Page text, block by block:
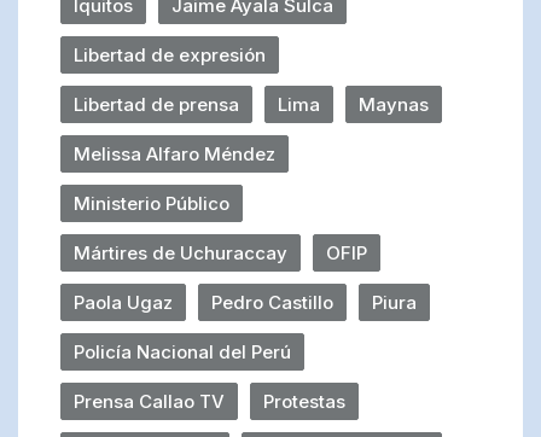
Iquitos Jaime Ayala Sulca
Libertad de expresión
Libertad de prensa Lima Maynas
Melissa Alfaro Méndez
Ministerio Público
Mártires de Uchuraccay OFIP
Paola Ugaz Pedro Castillo Piura
Policía Nacional del Perú
Prensa Callao TV Protestas